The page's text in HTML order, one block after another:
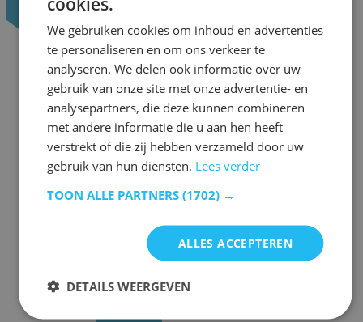
We gebruiken cookies om inhoud en advertenties
te personaliseren en om ons verkeer te
analyseren. We delen ook informatie over uw
gebruik van onze site met onze advertentie- en
analysepartners, die deze kunnen combineren
met andere informatie die u aan hen heeft
verstrekt of die zij hebben verzameld door uw
gebruik van hun diensten. Lees verder
TOON ALLE PARTNERS (1702) →
ALLES ACCEPTEREN
DETAILS WEERGEVEN